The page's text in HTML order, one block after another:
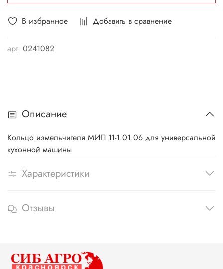
В избранное Добавить в сравнение
арт. 0241082
Описание
Кольцо измельчителя МИП 11-1.01.06 для универсальной
кухонной машины
Характеристики
Отзывы